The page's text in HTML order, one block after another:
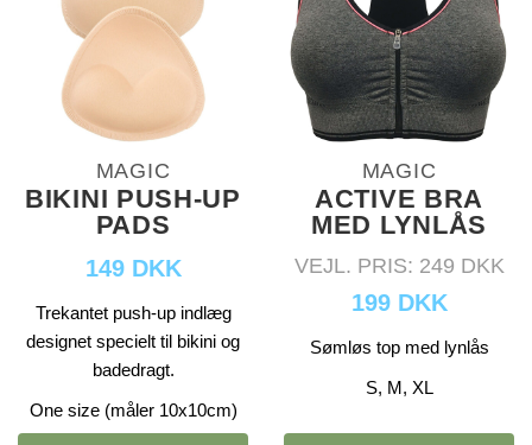
MAGIC
BIKINI PUSH-UP
PADS
149 DKK
Trekantet push-up indlæg
designet specielt til bikini og
badedragt.
One size (måler 10x10cm)
MAGIC
ACTIVE BRA
MED LYNLÅS
VEJL. PRIS: 249 DKK
199 DKK
Sømløs top med lynlås
S, M, XL